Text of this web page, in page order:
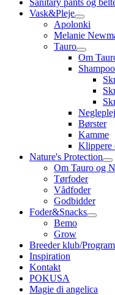
Vask&Pleje
Apolonki
Melanie
Tauro
Om
Børster
Kamme
Klippere
Nature's Protection
Om Tauro og
Tørfoder
Vådfoder
Godbidder
Foder&Snacks
Bemo
Grow
Breeder klub/Program
Inspiration
Kontakt
POKUSA
Magie di angelica